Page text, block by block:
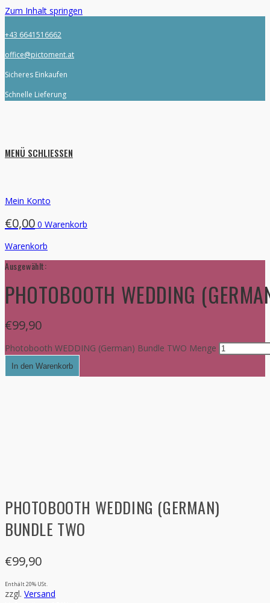
Zum Inhalt springen
+43 6641516662
office@pictoment.at
Sicheres Einkaufen
Schnelle Lieferung
MENÜ SCHLIESSEN
Mein Konto
€0,00 0 Warenkorb
Warenkorb
Ausgewählt:
PHOTOBOOTH WEDDING
€99,90
Photobooth WEDDING (German) Bundle TWO Menge
In den Warenkorb
PHOTOBOOTH WEDDING (GERMAN)
BUNDLE TWO
€99,90
Enthält 20% USt.
zzgl. Versand